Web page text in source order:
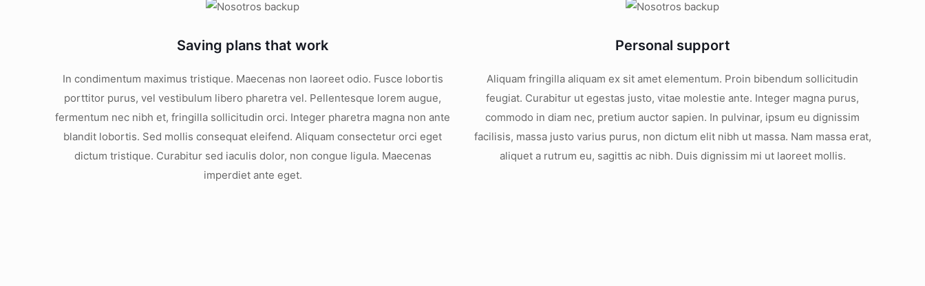
Saving plans that work
In condimentum maximus tristique. Maecenas non laoreet odio. Fusce lobortis
porttitor purus, vel vestibulum libero pharetra vel. Pellentesque lorem augue,
fermentum nec nibh et, fringilla sollicitudin orci. Integer pharetra magna non ante
blandit lobortis. Sed mollis consequat eleifend. Aliquam consectetur orci eget
dictum tristique. Curabitur sed iaculis dolor, non congue ligula. Maecenas
imperdiet ante eget.
Personal support
Aliquam fringilla aliquam ex sit amet elementum. Proin bibendum sollicitudin
feugiat. Curabitur ut egestas justo, vitae molestie ante. Integer magna purus,
commodo in diam nec, pretium auctor sapien. In pulvinar, ipsum eu dignissim
facilisis, massa justo varius purus, non dictum elit nibh ut massa. Nam massa erat,
aliquet a rutrum eu, sagittis ac nibh. Duis dignissim mi ut laoreet mollis.